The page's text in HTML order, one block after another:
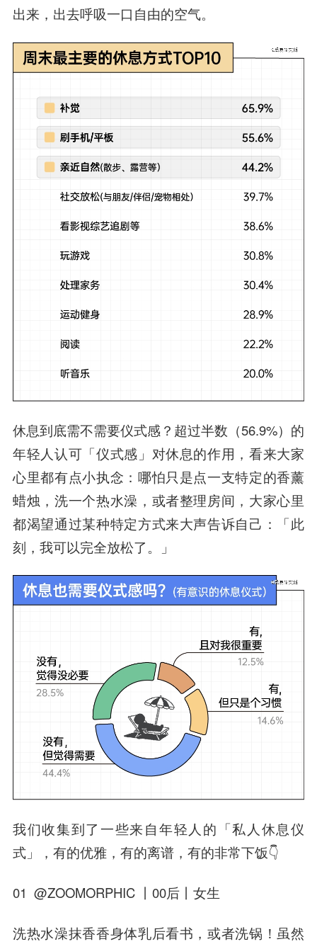
出来，出去呼吸一口自由的空气。
休息到底需不需要仪式感？超过半数（56.9%）的
年轻人认可「仪式感」对休息的作用，看来大家
心里都有点小执念：哪怕只是点一支特定的香薰
蜡烛，洗一个热水澡，或者整理房间，大家心里
都渴望通过某种特定方式来大声告诉自己：「此
刻，我可以完全放松了。」
我们收集到了一些来自年轻人的「私人休息仪
式」，有的优雅，有的离谱，有的非常下饭👇
01 @ZOOMORPHIC 丨00后丨女生
洗热水澡抹香香身体乳后看书，或者洗锅！虽然